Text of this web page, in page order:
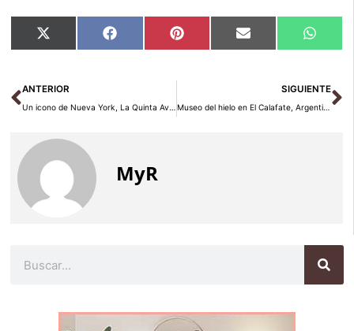
Compartir
en
X
(Twitter)
Compartir
en
Facebook Compartir
en
Pinterest Compartir
en
Email
en
Ant
ANTERIOR
Un icono de Nueva York, La Quinta Avenida
SIGUIENTE
Museo del hielo en El Calafate, Argentina
MyR